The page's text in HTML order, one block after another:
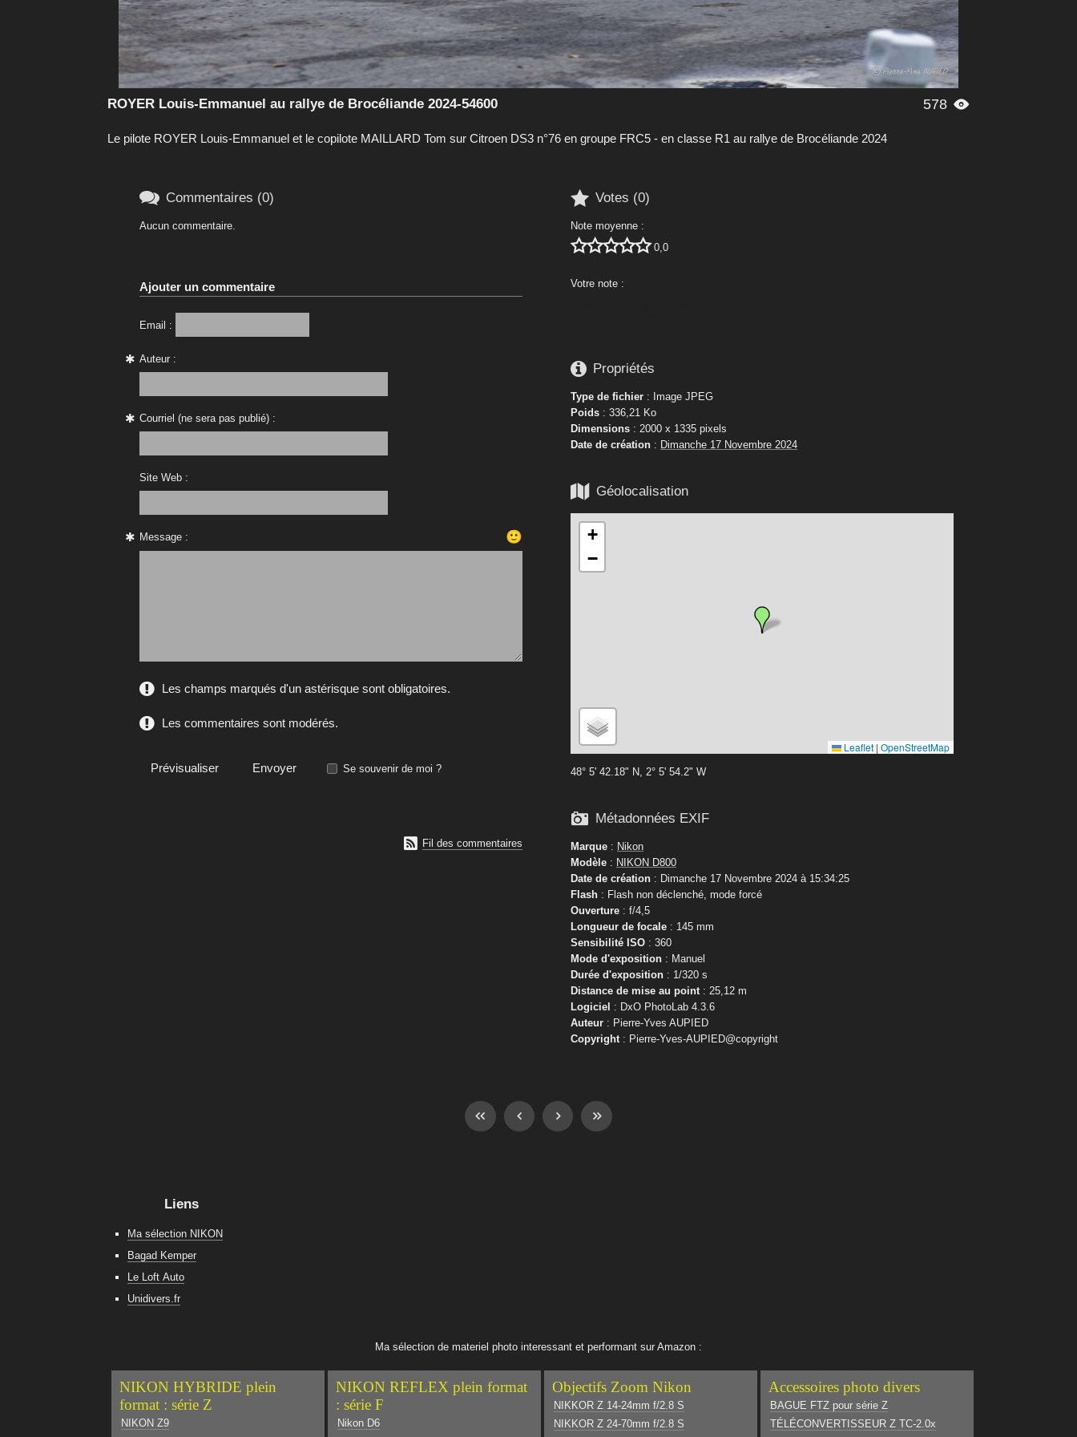
578 
ROYER Louis-Emmanuel au rallye de Brocéliande 2024-54600
Le pilote ROYER Louis-Emmanuel et le copilote MAILLARD Tom sur Citroen DS3 n°76 en groupe FRC5 - en classe R1 au rallye de Brocéliande 2024
 Votes (0)
Note moyenne :
 0,0
Votre note :
 Propriétés
Type de fichier : Image JPEG
Poids : 336,21 Ko
Dimensions : 2000 x 1335 pixels
Date de création : Dimanche 17 Novembre 2024
 Géolocalisation
+
−
Leaflet | OpenStreetMap
48° 5' 42.18" N, 2° 5' 54.2" W
 Métadonnées EXIF
Marque : Nikon
Modèle : NIKON D800
Date de création : Dimanche 17 Novembre 2024 à 15:34:25
Flash : Flash non déclenché, mode forcé
Ouverture : f/4,5
Longueur de focale : 145 mm
Sensibilité ISO : 360
Mode d'exposition : Manuel
Durée d'exposition : 1/320 s
Distance de mise au point : 25,12 m
Logiciel : DxO PhotoLab 4.3.6
Auteur : Pierre-Yves AUPIED
Copyright : Pierre-Yves-AUPIED@copyright
 Commentaires (0)
Aucun commentaire.
Ajouter un commentaire
Email :
Auteur :
Courriel (ne sera pas publié) :
Site Web :
Message : 🙂
Les champs marqués d'un astérisque sont obligatoires.
Les commentaires sont modérés.
Se souvenir de moi ?
 Fil des commentaires
Liens
Ma sélection NIKON
Bagad Kemper
Le Loft Auto
Unidivers.fr
Ma sélection de materiel photo interessant et performant sur Amazon :
NIKON HYBRIDE plein
format : série Z
NIKON Z9
NIKON REFLEX plein format
: série F
Nikon D6
Objectifs Zoom Nikon
NIKKOR Z 14-24mm f/2.8 S
NIKKOR Z 24-70mm f/2.8 S
Accessoires photo divers
BAGUE FTZ pour série Z
TÉLÉCONVERTISSEUR Z TC-2.0x